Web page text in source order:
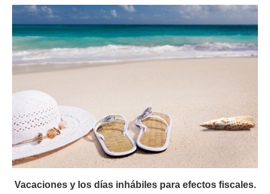
Vacaciones y los días inhábiles para efectos fiscales.